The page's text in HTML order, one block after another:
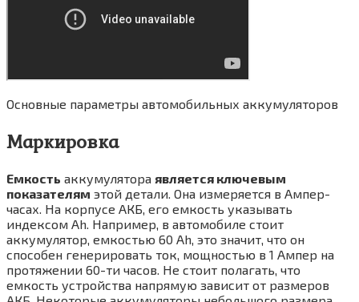
Основные параметры автомобильных аккумуляторов
Маркировка
Емкость аккумулятора является ключевым
показателям этой детали. Она измеряется в Ампер-
часах. На корпусе АКБ, его емкость указывать
индексом Ah. Например, в автомобиле стоит
аккумулятор, емкостью 60 Ah, это значит, что он
способен генерировать ток, мощностью в 1 Ампер на
протяжении 60-ти часов. Не стоит полагать, что
емкость устройства напрямую зависит от размеров